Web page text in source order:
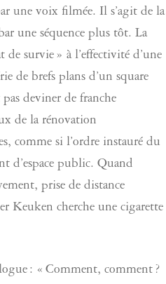
une voix filmée. Il s’agit de la
une séquence plus tôt. La
de survie » à l’effectivité d’une
de brefs plans d’un square
deviner de franche
de la rénovation
comme si l’ordre instauré du
d’espace public. Quand
prise de distance
Keuken cherche une cigarette
: « Comment, comment ?